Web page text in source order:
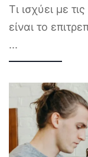
Τι ισχύει με
είναι το
...